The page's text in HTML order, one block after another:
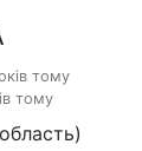
тому
тому